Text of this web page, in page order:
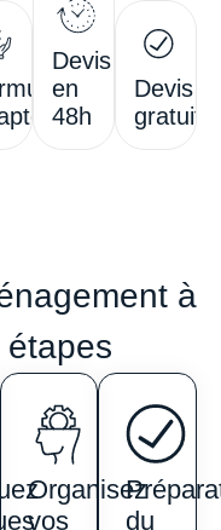
Devis
en
48h
Devis
gratuit
à
Organisez
vos
du